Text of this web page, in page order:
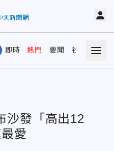
即時 熱門 要聞 社會 娛樂
沙發「高出12
愛